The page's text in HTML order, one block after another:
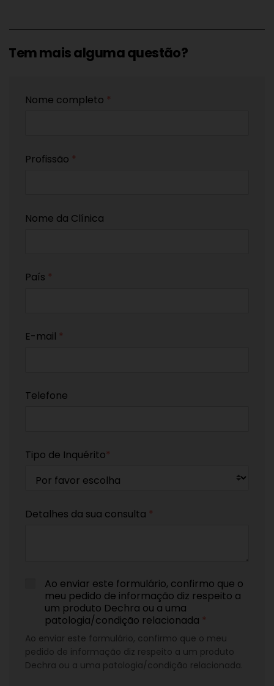
Tem mais alguma questão?
Nome completo *
Profissão *
Nome da Clínica
País *
E-mail *
Telefone
Tipo de Inquérito*
Detalhes da sua consulta *
Ao enviar este formulário, confirmo que o
meu pedido de informação diz respeito a
um produto Dechra ou a uma
patologia/condição relacionada *
Ao enviar este formulário, confirmo que o meu
pedido de informação diz respeito a um produto
Dechra ou a uma patologia/condição relacionada.